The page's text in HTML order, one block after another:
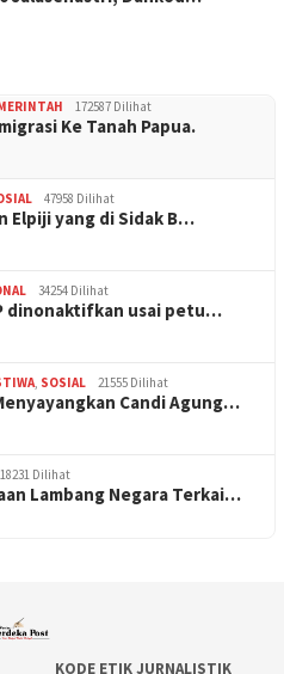
172587 Dilihat
Ke Tanah Papua.
47958 Dilihat
Elpiji yang di Sidak B…
34254 Dilihat
dinonaktifkan usai petu…
, SOSIAL 21555 Dilihat
Candi Agung…
18231 Dilihat
Lambang Negara Terkai…
KODE ETIK JURNALISTIK